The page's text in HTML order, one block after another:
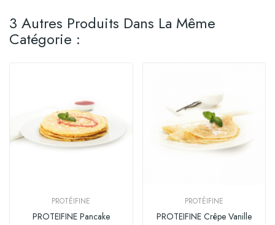
3 Autres Produits Dans La Même
Catégorie :
PROTÉIFINE
PROTEIFINE Pancake
PROTÉIFINE
PROTEIFINE Crêpe Vanille